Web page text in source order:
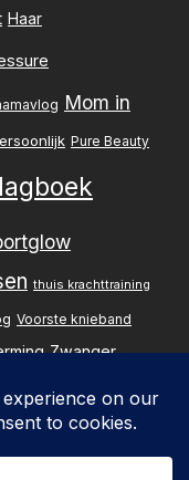
Haar
Mom in
Pure Beauty
thuis krachttraining
Voorste knieband
Zwanger